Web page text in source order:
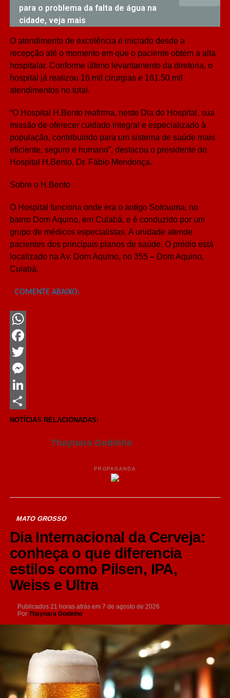
para o problema da falta de água na
cidade, veja mais
O atendimento de excelência é iniciado desde a
recepção até o momento em que o paciente obtém a alta
hospitalar. Conforme último levantamento da diretoria, o
hospital já realizou 16 mil cirurgias e 161.50 mil
atendimentos no total.
“O Hospital H.Bento reafirma, neste Dia do Hospital, sua
missão de oferecer cuidado integral e especializado à
população, contribuindo para um sistema de saúde mais
eficiente, seguro e humano”, destacou o presidente do
Hospital H.Bento, Dr. Fábio Mendonça.
Sobre o H.Bento
O Hospital funciona onde era o antigo Sotrauma, no
bairro Dom Aquino, em Cuiabá, e é conduzido por um
grupo de médicos especialistas. A unidade atende
pacientes dos principais planos de saúde. O prédio está
localizado na Av. Dom Aquino, no 355 – Dom Aquino,
Cuiabá.
COMENTE ABAIXO:
WhatsApp
Facebook
Twitter
Messenger
LinkedIn
Share
NOTÍCIAS RELACIONADAS:
Thaynara Godinho
PROPAGANDA
MATO GROSSO
Dia Internacional da Cerveja:
conheça o que diferencia
estilos como Pilsen, IPA,
Weiss e Ultra
Publicados 21 horas atrás em 7 de agosto de 2026
Por Thaynara Godinho